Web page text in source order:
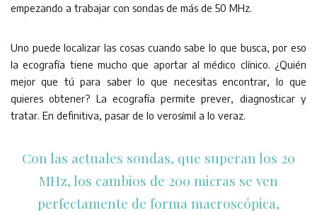
empezando a trabajar con sondas de más de 50 MHz.
Uno puede localizar las cosas cuando sabe lo que busca, por eso
la ecografía tiene mucho que aportar al médico clínico. ¿Quién
mejor que tú para saber lo que necesitas encontrar, lo que
quieres obtener? La ecografía permite prever, diagnosticar y
tratar. En definitiva, pasar de lo verosímil a lo veraz.
Con las actuales sondas, que superan los 20
MHz, los cambios de 200 micras se ven
perfectamente de forma macroscópica,